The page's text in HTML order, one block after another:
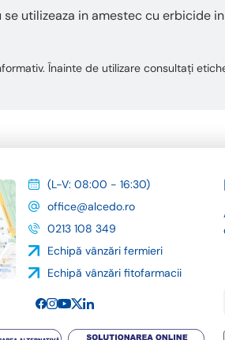
utilizeaza in amestec cu erbicide
Înainte de utilizare consultați
(L-V: 08:00 - 16:30)
office@alcedo.ro
0213 108 349
Echipă vânzări fermieri
Echipă vânzări fitofarmacii